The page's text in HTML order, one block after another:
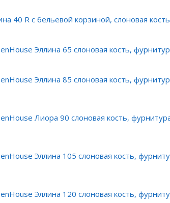
40 R с бельевой корзиной, слоновая
Эллина 65 слоновая кость,
Эллина 85 слоновая кость,
Лиора 90 слоновая кость,
Эллина 105 слоновая кость,
Эллина 120 слоновая кость,